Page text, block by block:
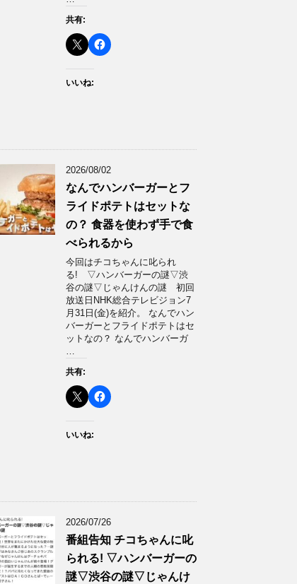
共有:
いいね:
2026/08/02
なんでハンバーガーとフ
ライドポテトはセットな
の？ 食器を使わず手で食
べられるから
今回はチコちゃんに叱られ
る! ▽ハンバーガーの謎▽渋
谷の謎▽じゃんけんの謎 初回
放送日NHK総合テレビジョン7
月31日(金)を紹介。 なんでハン
バーガーとフライドポテトはセ
ットなの？ なんでハンバーガ
…
共有:
いいね:
2026/07/26
番組告知 チコちゃんに叱
られる! ▽ハンバーガーの
謎▽渋谷の謎▽じゃんけ